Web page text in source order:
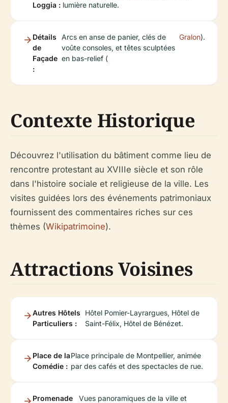
Loggia : lumière naturelle.
Détails
de
Façade
:
Arcs en anse de panier, clés de
voûte consoles, et têtes sculptées
en bas-relief (
Gralon).
Contexte Historique
Découvrez l'utilisation du bâtiment comme lieu de
rencontre protestant au XVIIIe siècle et son rôle
dans l'histoire sociale et religieuse de la ville. Les
visites guidées lors des événements patrimoniaux
fournissent des commentaires riches sur ces
thèmes (Wikipatrimoine).
Attractions Voisines
Autres Hôtels
Particuliers :
Hôtel Pomier-Layrargues, Hôtel de
Saint-Félix, Hôtel de Bénézet.
Place de la
Comédie :
Place principale de Montpellier, animée
par des cafés et des spectacles de rue.
Promenade
Vues panoramiques de la ville et